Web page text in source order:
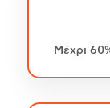
Μέχρι